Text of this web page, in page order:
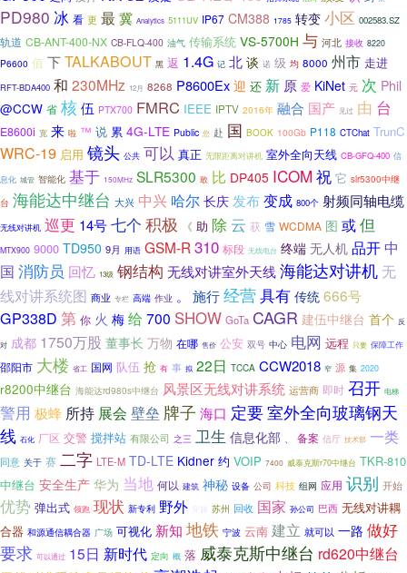
PD980 冰 看 更 最 冀 Analytics 5111UV IP67 CM388 1785 转变 小区 002583.SZ
轨道 CB-ANT-400-NX CB-FLQ-400 油气 传输系统 VS-5700H 与 河北 接收 8220
P6600 值 下TALKABOUT 黑 返 1.4G 记 北 谈 诺 级 均 8000 州市 走进
RFT-BDA400 和 230MHz 12月 8268 P8600Ex 迎 还 新 原 爱 KiNet 元 次 Phil
@CCW 省 核伍 PTX700 FMRC IEEE IPTV 2016年 融合 国产 见过 由 台
E8600i 宽 来 啦 ™ 说 累 4G-LTE Public 您 赴 国 BOOK 100Gb P118 CTChat TrunC
WRC-19 启用 镜头 公共 可以 真正 无限距离对讲机 室外全向天线 CB-GFQ-400 信
息化 城管 智能化 基于 150MHz SLR5300 敢 比 DP405 ICOM 祝 它 slr5300中继
台 海能达中继台 大兴 中兴 哈尔 长庆 发布变成 800个 射频同轴电缆
无线对讲机 巡更 14号七个 积极 《 助 除 云 获 雪 WCDMA 图 或但
MTX900 9000 TD950 9月 用语 GSM-R 310 标段 无线电台 终端 无人机 品开 中
国 消防员 回忆 13级 钢结构 无线对讲室外天线海能达对讲机 无
线对讲系统图 商业 专栏 高端 作业 。 施行经营具有 传统 666号
GP338D 第 你 火 梅 给700 SHOW GoTa CAGR 建伍中继台 首个 反
对 成都 1750万股 董事长 万物 在哪 售价 公安 双号 中心 电网 远程 只要 保障工作
邵阳市 大楼 省工 国网 队伍 抢 有 事 拟 22日 TCCA CCW2018 窄 源 集 2020
r8200中继台 海能达rd980s中继台 风景区无线对讲系统 运营商 即时 召开 电梯
警用 极蜂 所持 展会 壁垒 牌子 海口 定要室外全向玻璃钢天
线 石化 厂区 交警 搅拌站 有限公司 之三 卫生 信息化部 、 备案 信厅 技术部 一类
同意 关于 赛 二字 LTE-M TD-LTE Kidner 约 VOIP 7400 威泰克斯r70中继台 TKR-810
中继台 安全生产 华为 当地 何以 建筑 神秘 设备 公司 科技 组网 应用 识别 开始
优势 弹出式 领跑 现状 新专利 野外 苏州 回收 国家 孙公司 巴西 无线对讲耦
合器 和源通信耦合器 广场 可视化 新知 地铁 宁波 云南 建立 就可以 一路 做好
要求 可以通过 15日 新时代 定向 概 落 威泰克斯中继台 rd620中继台